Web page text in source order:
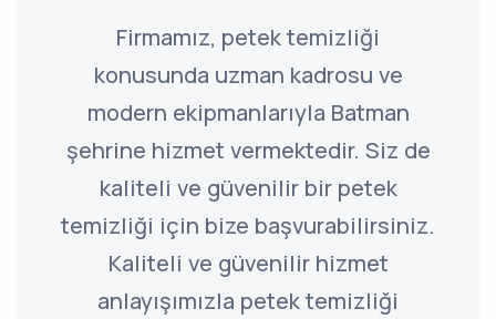
Firmamız, petek temizliği
konusunda uzman kadrosu ve
modern ekipmanlarıyla Batman
şehrine hizmet vermektedir. Siz de
kaliteli ve güvenilir bir petek
temizliği için bize başvurabilirsiniz.
Kaliteli ve güvenilir hizmet
anlayışımızla petek temizliği